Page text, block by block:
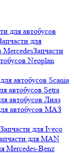
для автобусов
для
Запчасти
автобусов Scania
автобусов Setra
автобусов Лиаз
автобусов МАЗ
для MAN
Mercedes-Benz